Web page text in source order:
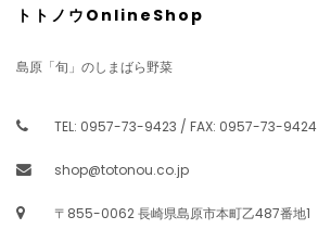
トトノウOnlineShop
島原「旬」のしまばら野菜
TEL: 0957-73-9423 / FAX: 0957-73-9424
shop@totonou.co.jp
〒855-0062 長崎県島原市本町乙487番地1